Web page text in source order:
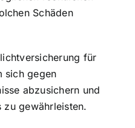
Schäden
für
sich gegen
abzusichern und
zu gewährleisten.